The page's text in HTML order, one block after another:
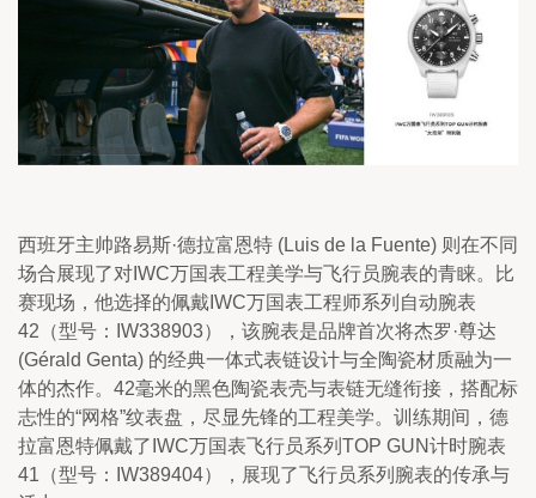
西班牙主帅路易斯·德拉富恩特 (Luis de la Fuente) 则在不同
场合展现了对IWC万国表工程美学与飞行员腕表的青睐。比
赛现场，他选择的佩戴IWC万国表工程师系列自动腕表
42（型号：IW338903），该腕表是品牌首次将杰罗·尊达
(Gérald Genta) 的经典一体式表链设计与全陶瓷材质融为一
体的杰作。42毫米的黑色陶瓷表壳与表链无缝衔接，搭配标
志性的“网格”纹表盘，尽显先锋的工程美学。训练期间，德
拉富恩特佩戴了IWC万国表飞行员系列TOP GUN计时腕表
41（型号：IW389404），展现了飞行员系列腕表的传承与